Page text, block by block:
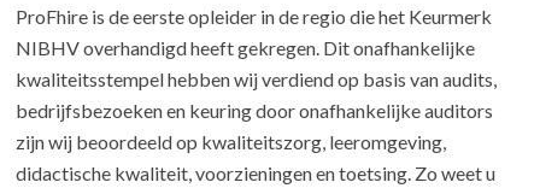
ProFhire is de eerste opleider in de regio die het Keurmerk
NIBHV overhandigd heeft gekregen. Dit onafhankelijke
kwaliteitsstempel hebben wij verdiend op basis van audits,
bedrijfsbezoeken en keuring door onafhankelijke auditors
zijn wij beoordeeld op kwaliteitszorg, leeromgeving,
didactische kwaliteit, voorzieningen en toetsing. Zo weet u